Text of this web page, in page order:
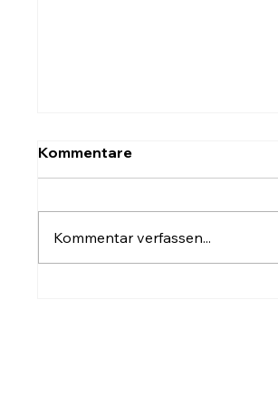
Kommentare
Kommentar verfassen...